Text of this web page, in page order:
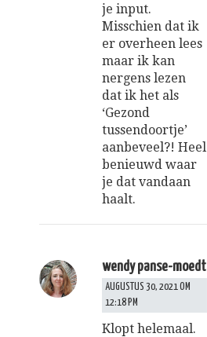
je input.
Misschien dat ik
er overheen lees
maar ik kan
nergens lezen
dat ik het als
‘Gezond
tussendoortje’
aanbeveel?! Heel
benieuwd waar
je dat vandaan
haalt.
wendy panse-moedt
AUGUSTUS 30, 2021 OM
12:18 PM
Klopt helemaal.